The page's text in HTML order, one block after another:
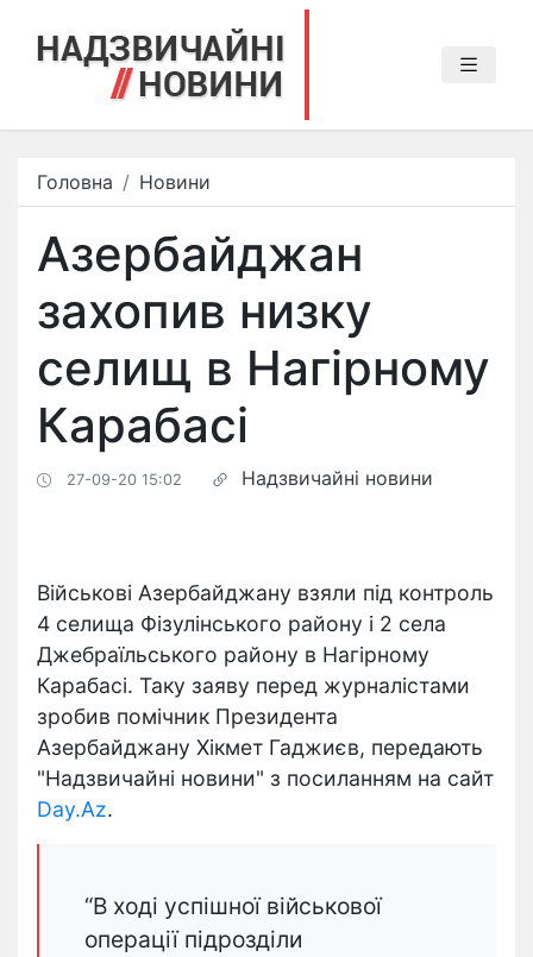
Головна Новини
Азербайджан
захопив низку
селищ в Нагірному
Карабасі
27-09-20 15:02 Надзвичайні новини
Військові Азербайджану взяли під контроль
4 селища Фізулінського району і 2 села
Джебраїльського району в Нагірному
Карабасі. Таку заяву перед журналістами
зробив помічник Президента
Азербайджану Хікмет Гаджиєв, передають
"Надзвичайні новини" з посиланням на сайт
Day.Az.
“В ході успішної військової
операції підрозділи